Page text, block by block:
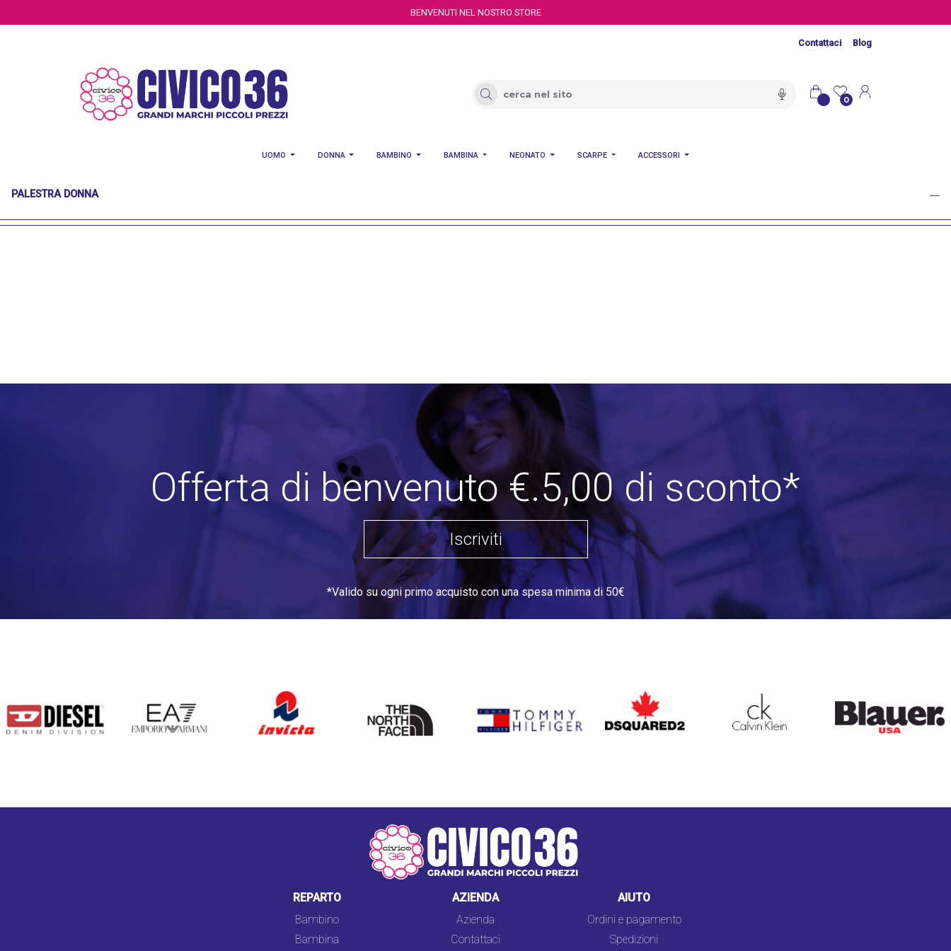
BENVENUTI NEL NOSTRO STORE
Contattaci Blog
0
UOMO DONNA BAMBINO BAMBINA NEONATO SCARPE ACCESSORI
PALESTRA DONNA
Offerta di benvenuto €.5,00 di sconto*
Iscriviti
*Valido su ogni primo acquisto con una spesa minima di 50€
INVICTA
NORTH
FACE
DSQUARED2 CALVIN KLEIN
REPARTO
Bambino
Bambina
AZIENDA
Azienda
Contattaci
AIUTO
Ordini e pagamento
Spedizioni